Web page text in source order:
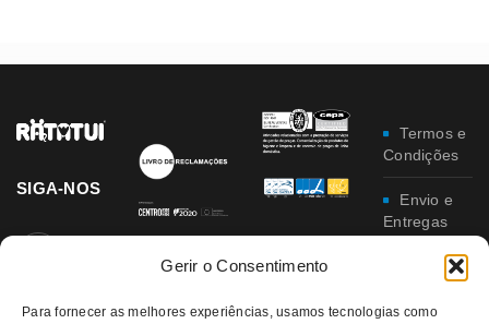
Gerir o Consentimento
Para fornecer as melhores experiências, usamos tecnologias como
SIGA-NOS
Termos e
Condições
Envio e
Entregas
Trocas e